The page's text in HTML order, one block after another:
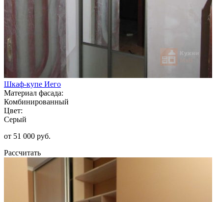
Шкаф-купе Иего
Материал фасада:
Комбинированный
Цвет:
Серый
от 51 000 руб.
Рассчитать